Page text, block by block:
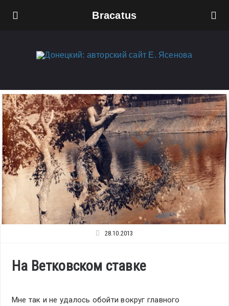
Bracatus
28.10.2013
На Ветковском ставке
Мне так и не удалось обойти вокруг главного